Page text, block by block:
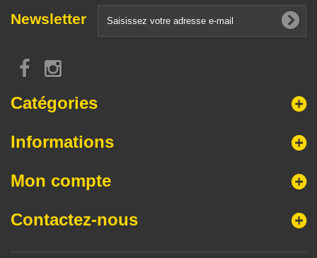
Newsletter
Catégories
Informations
Mon compte
Contactez-nous